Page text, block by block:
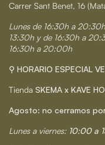
Carrer Sant Benet, 16
Lunes de 16:30h a
13:30h y de 16:30h a
16:30h a 20:00h
⚲ HORARIO ESPECIAL
Tienda SKEMA x KAVE
Agosto: no cerramos
Lunes a viernes: 10:00 a